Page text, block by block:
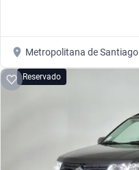
Metropolitana de Santiago
Reservado